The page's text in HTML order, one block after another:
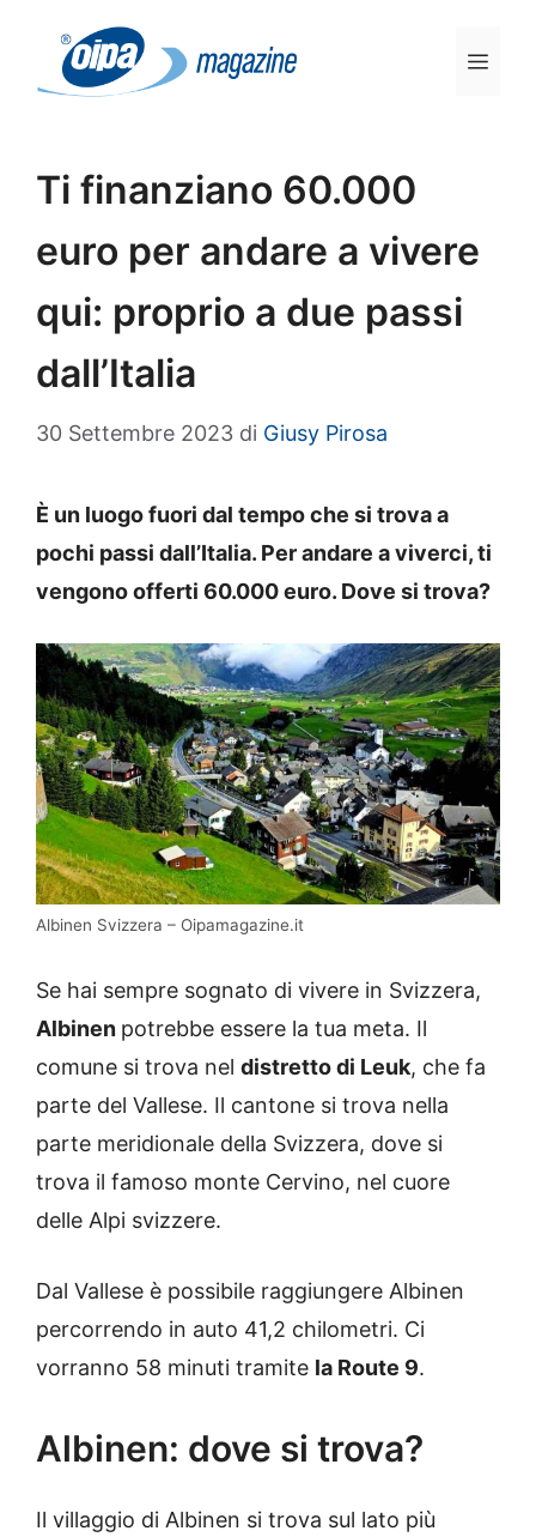
contenuto
Ti finanziano 60.000
euro per andare a vivere
qui: proprio a due passi
dall’Italia
30 Settembre 2023 di Giusy Pirosa
È un luogo fuori dal tempo che si trova a
pochi passi dall’Italia. Per andare a viverci, ti
vengono offerti 60.000 euro. Dove si trova?
Albinen Svizzera – Oipamagazine.it
Se hai sempre sognato di vivere in Svizzera,
Albinen potrebbe essere la tua meta. Il
comune si trova nel distretto di Leuk, che fa
parte del Vallese. Il cantone si trova nella
parte meridionale della Svizzera, dove si
trova il famoso monte Cervino, nel cuore
delle Alpi svizzere.
Dal Vallese è possibile raggiungere Albinen
percorrendo in auto 41,2 chilometri. Ci
vorranno 58 minuti tramite la Route 9.
Albinen: dove si trova?
Il villaggio di Albinen si trova sul lato più